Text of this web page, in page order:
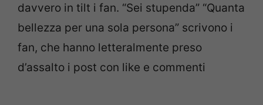
davvero in tilt i fan. “Sei stupenda” “Quanta
bellezza per una sola persona” scrivono i
fan, che hanno letteralmente preso
d’assalto i post con like e commenti